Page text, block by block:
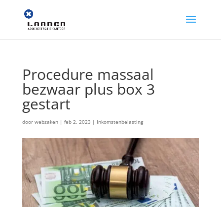
Procedure massaal
bezwaar plus box 3
gestart
door webzaken| feb 2, 2023 | Inkomstenbelasting